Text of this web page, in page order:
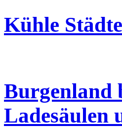
Kühle
Burgenland
Ladesäulen